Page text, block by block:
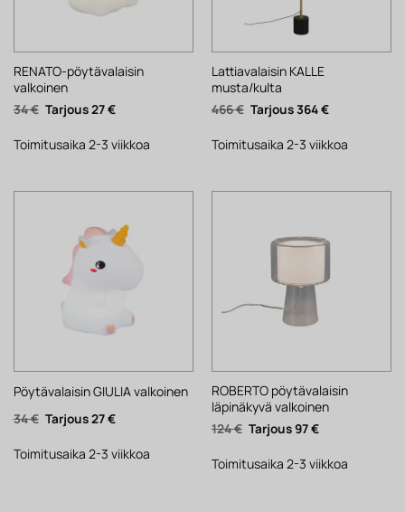
RENATO-pöytävalaisin
valkoinen
34€ Alkuperäinen
hinta
34 €.
27€Nykyinen
27 €.
Toimitusaika 2-3 viikkoa
Lattiavalaisin KALLE
musta/kulta
466€ Alkuperäinen
hinta
466 €.
364€Nykyinen
364 €.
Toimitusaika 2-3 viikkoa
Pöytävalaisin GIULIA valkoinen
34€ Alkuperäinen
hinta
34 €.
27€Nykyinen
27 €.
Toimitusaika 2-3 viikkoa
ROBERTO pöytävalaisin
läpinäkyvä valkoinen
124€ Alkuperäinen
hinta
124 €.
97€Nykyinen
97 €.
Toimitusaika 2-3 viikkoa